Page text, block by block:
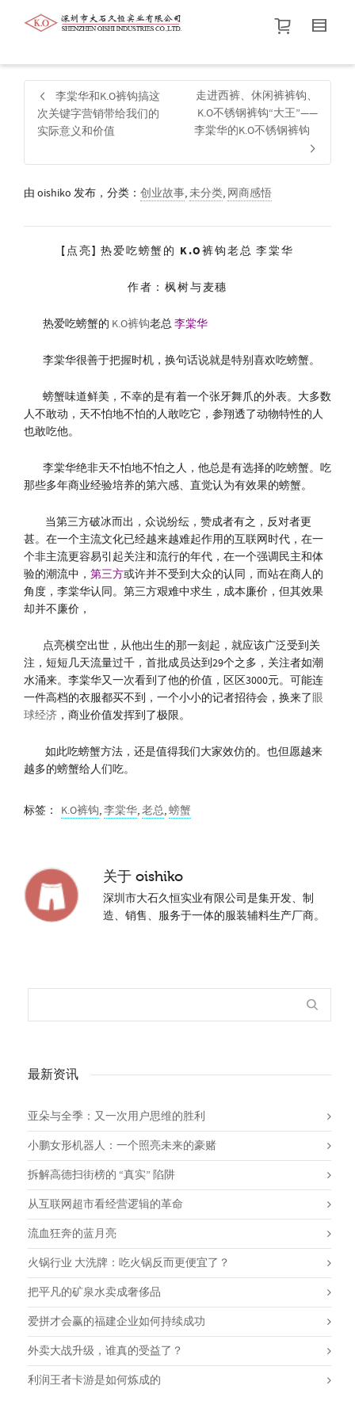
帮我查找新的衬衫尺码
价格介于
默认品牌.
李棠华和K.O裤钩搞这
次关键字营销带给我们的
实际意义和价值
走进西裤、休闲裤裤钩、
K.O不锈钢裤钩“大王”——
李棠华的K.O不锈钢裤钩
由 oishiko 发布，分类： 创业故事,未分类, 网商感悟
[点亮] 热爱吃螃蟹的 K.O裤钩老总 李棠华
作者：枫树与麦穗
热爱吃螃蟹的 K.O裤钩老总李棠华
李棠华很善于把握时机，换句话说就是特别喜欢吃螃蟹。
螃蟹味道鲜美，不幸的是有着一个张牙舞爪的外表。大多数
人不敢动，天不怕地不怕的人敢吃它，参翔透了动物特性的人
也敢吃他。
李棠华绝非天不怕地不怕之人，他总是有选择的吃螃蟹。吃
那些多年商业经验培养的第六感、直觉认为有效果的螃蟹。
当第三方破冰而出，众说纷纭，赞成者有之，反对者更
甚。在一个主流文化已经越来越难起作用的互联网时代，在一
个非主流更容易引起关注和流行的年代，在一个强调民主和体
验的潮流中， 第三方或许并不受到大众的认同，而站在商人的
角度，李棠华认同。第三方艰难中求生，成本廉价，但其效果
却并不廉价，
点亮横空出世，从他出生的那一刻起，就应该广泛受到关
注，短短几天流量过千，首批成员达到29个之多，关注者如潮
水涌来。李棠华又一次看到了他的价值，区区3000元。可能连
一件高档的衣服都买不到，一个小小的记者招待会，换来了眼
球经济 ，商业价值发挥到了极限。
如此吃螃蟹方法，还是值得我们大家效仿的。也但愿越来
越多的螃蟹给人们吃。
标签： K.O裤钩,李棠华,老总,螃蟹
关于 oishiko
深圳市大石久恒实业有限公司是集开发、制
造、销售、服务于一体的服装辅料生产厂商。
最新资讯
亚朵与全季：又一次用户思维的胜利
小鹏女形机器人：一个照亮未来的豪赌
拆解高德扫街榜的 “真实” 陷阱
从互联网超市看经营逻辑的革命
流血狂奔的蓝月亮
火锅行业 大洗牌：吃火锅反而更便宜了？
把平凡的矿泉水卖成奢侈品
爱拼才会赢的福建企业如何持续成功
外卖大战升级，谁真的受益了？
利润王者卡游是如何炼成的